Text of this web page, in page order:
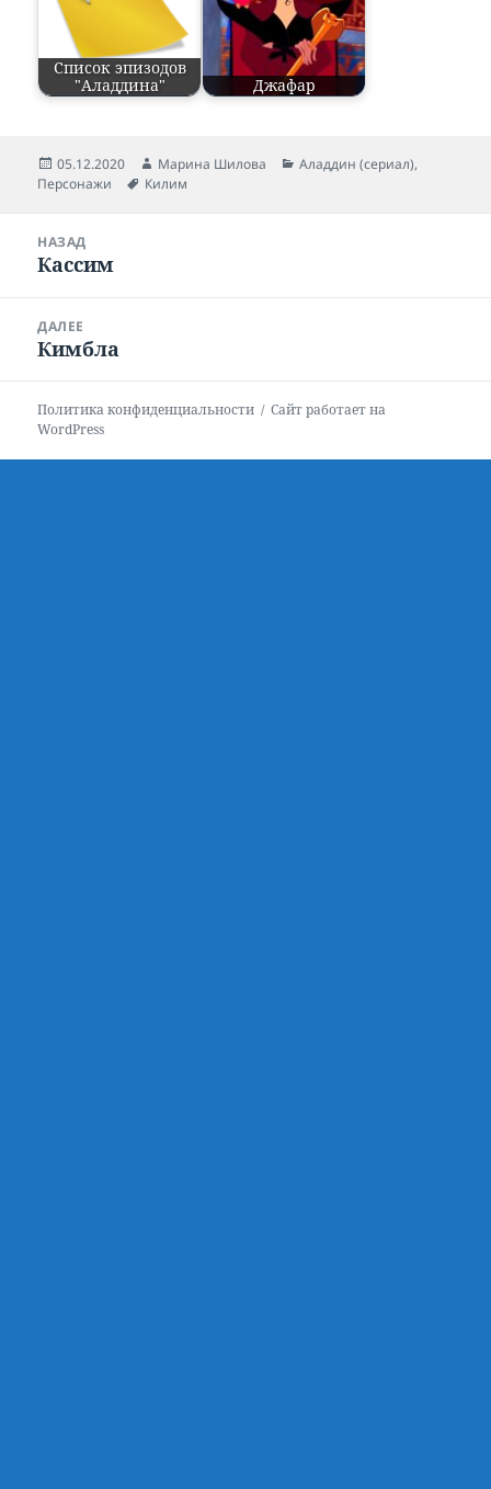
Список эпизодов
"Аладдина"
Джафар
Опубликовано
05.12.2020 Автор
Марина Шилова Рубрики
Аладдин (сериал),
Персонажи
Метки
Килим
НАЗАД
Предыдущая
Кассим
ДАЛЕЕ
Следующая
Кимбла
Политика конфиденциальности
Сайт работает на
WordPress